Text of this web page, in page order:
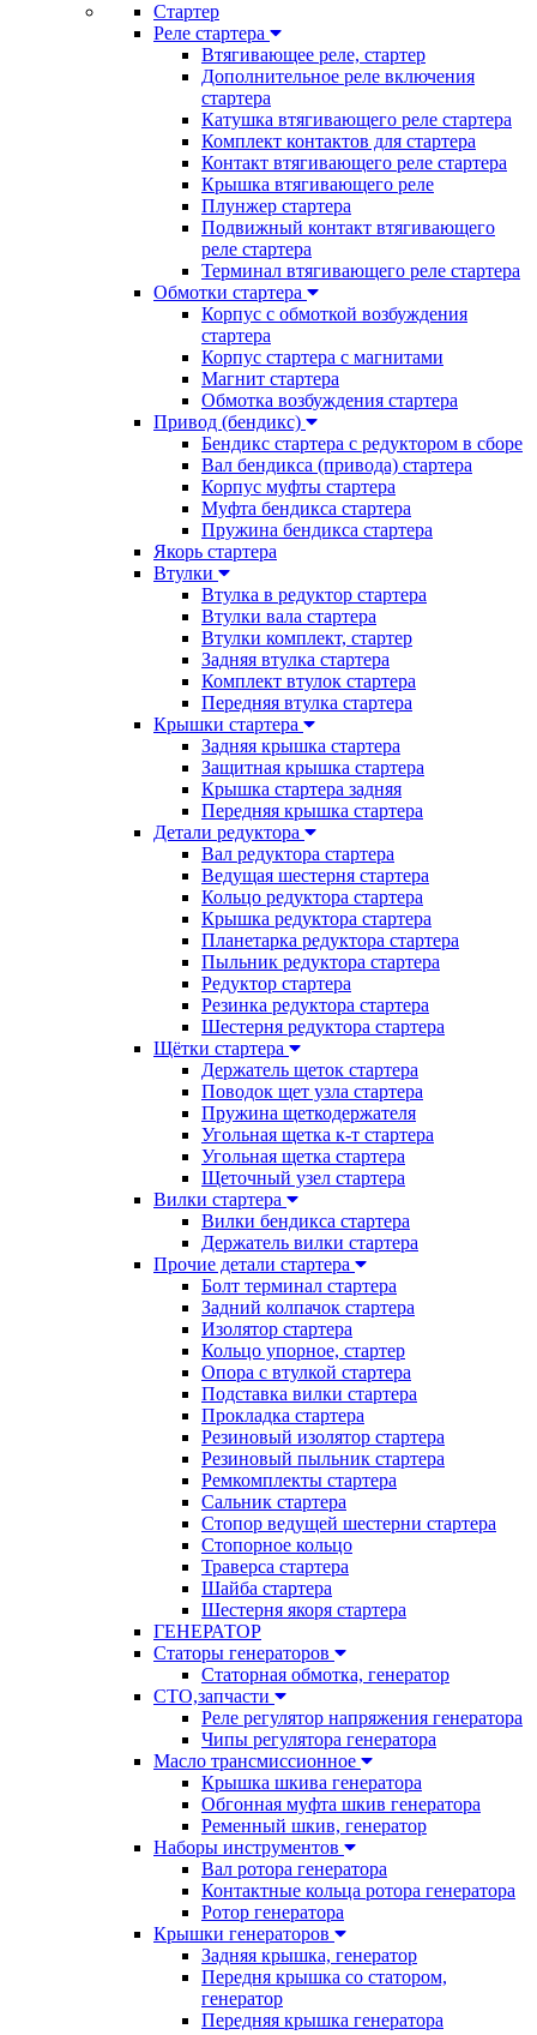
Стартер
Реле стартера
Втягивающее реле, стартер
Дополнительное реле включения
стартера
Катушка втягивающего реле стартера
Комплект контактов для стартера
Контакт втягивающего реле стартера
Крышка втягивающего реле
Плунжер стартера
Подвижный контакт втягивающего
реле стартера
Терминал втягивающего реле стартера
Обмотки стартера
Корпус с обмоткой возбуждения
стартера
Корпус стартера с магнитами
Магнит стартера
Обмотка возбуждения стартера
Привод (бендикс)
Бендикс стартера с редуктором в сборе
Вал бендикса (привода) стартера
Корпус муфты стартера
Муфта бендикса стартера
Пружина бендикса стартера
Якорь стартера
Втулки
Втулка в редуктор стартера
Втулки вала стартера
Втулки комплект, стартер
Задняя втулка стартера
Комплект втулок стартера
Передняя втулка стартера
Крышки стартера
Задняя крышка стартера
Защитная крышка стартера
Крышка стартера задняя
Передняя крышка стартера
Детали редуктора
Вал редуктора стартера
Ведущая шестерня стартера
Кольцо редуктора стартера
Крышка редуктора стартера
Планетарка редуктора стартера
Пыльник редуктора стартера
Редуктор стартера
Резинка редуктора стартера
Шестерня редуктора стартера
Щётки стартера
Держатель щеток стартера
Поводок щет узла стартера
Пружина щеткодержателя
Угольная щетка к-т стартера
Угольная щетка стартера
Щеточный узел стартера
Вилки стартера
Вилки бендикса стартера
Держатель вилки стартера
Прочие детали стартера
Болт терминал стартера
Задний колпачок стартера
Изолятор стартера
Кольцо упорное, стартер
Опора с втулкой стартера
Подставка вилки стартера
Прокладка стартера
Резиновый изолятор стартера
Резиновый пыльник стартера
Ремкомплекты стартера
Сальник стартера
Стопор ведущей шестерни стартера
Стопорное кольцо
Траверса стартера
Шайба стартера
Шестерня якоря стартера
ГЕНЕРАТОР
Статоры генераторов
Статорная обмотка, генератор
СТО,запчасти
Реле регулятор напряжения генератора
Чипы регулятора генератора
Масло трансмиссионное
Крышка шкива генератора
Обгонная муфта шкив генератора
Ременный шкив, генератор
Наборы инструментов
Вал ротора генератора
Контактные кольца ротора генератора
Ротор генератора
Крышки генераторов
Задняя крышка, генератор
Передня крышка со статором,
генератор
Передняя крышка генератора